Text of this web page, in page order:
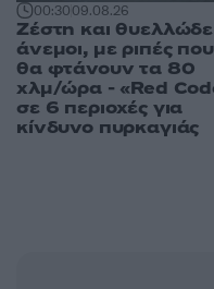
00:3009.08.26
Ζέστη και
άνεμοι, με ριπές που
θα φτάνουν τα 80
χλμ/ώρα - «Red
σε 6 περιοχές για
κίνδυνο πυρκαγιάς